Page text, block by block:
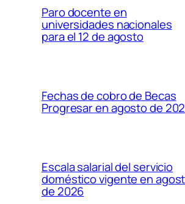
Paro docente en
universidades nacionales
para el 12 de agosto
Fechas de cobro de Becas
Progresar en agosto de
Escala salarial del servicio
doméstico vigente en
de 2026